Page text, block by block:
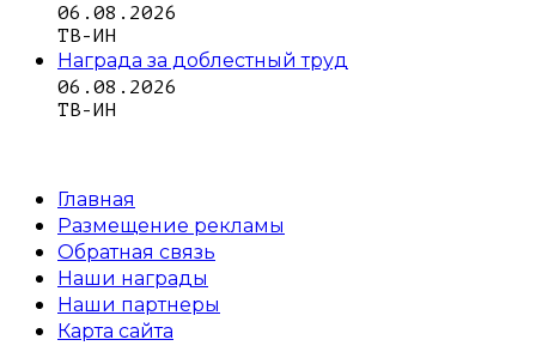
06.08.2026
ТВ-ИН
Награда за доблестный труд
06.08.2026
ТВ-ИН
Главная
Размещение рекламы
Обратная связь
Наши награды
Наши партнеры
Карта сайта